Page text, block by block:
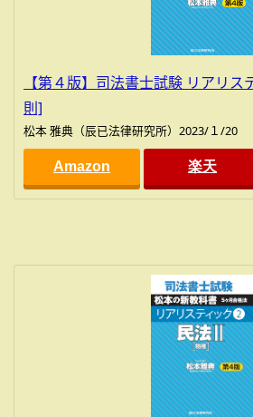
【第４版】司法書士試験 リアリ
則]
松本 雅典（辰已法律研究所）2023/１/20
Amazon 楽天